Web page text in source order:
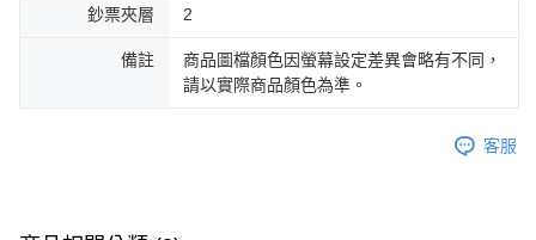
鈔票夾層 2
備註
商品圖檔顏色因螢幕設定差異會略有不同，
請以實際商品顏色為準。
客服